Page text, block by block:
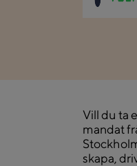
Vill du ta
mandat
skapa,